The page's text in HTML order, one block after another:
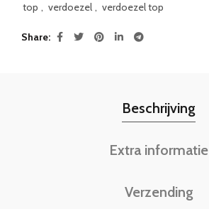
top , verdoezel , verdoezel top
Share
Beschrijving
Extra informatie
Verzending